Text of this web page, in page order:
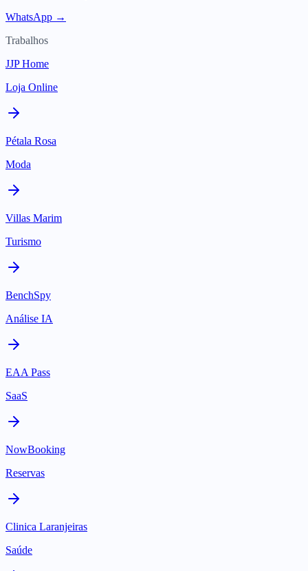
WhatsApp →
Trabalhos
JJP Home
Loja Online
Pétala Rosa
Moda
Villas Marim
Turismo
BenchSpy
Análise IA
EAA Pass
SaaS
NowBooking
Reservas
Clinica Laranjeiras
Saúde